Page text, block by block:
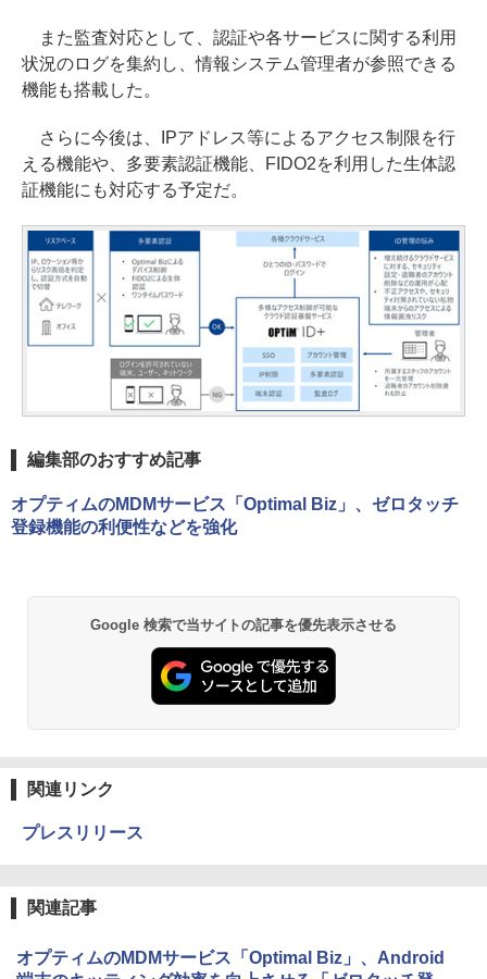
また監査対応として、認証や各サービスに関する利用
状況のログを集約し、情報システム管理者が参照できる
機能も搭載した。
さらに今後は、IPアドレス等によるアクセス制限を行
える機能や、多要素認証機能、FIDO2を利用した生体認
証機能にも対応する予定だ。
編集部のおすすめ記事
オプティムのMDMサービス「Optimal Biz」、ゼロタッチ
登録機能の利便性などを強化
Google 検索で当サイトの記事を優先表示させる
関連リンク
プレスリリース
関連記事
オプティムのMDMサービス「Optimal Biz」、Android